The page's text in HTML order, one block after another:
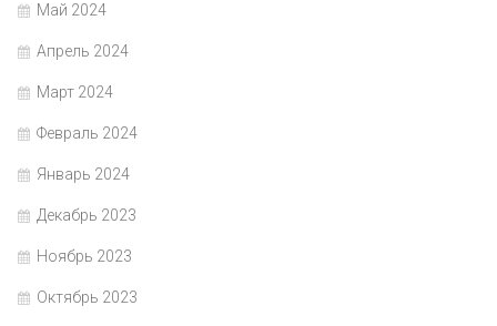
Май 2024
Апрель 2024
Март 2024
Февраль 2024
Январь 2024
Декабрь 2023
Ноябрь 2023
Октябрь 2023